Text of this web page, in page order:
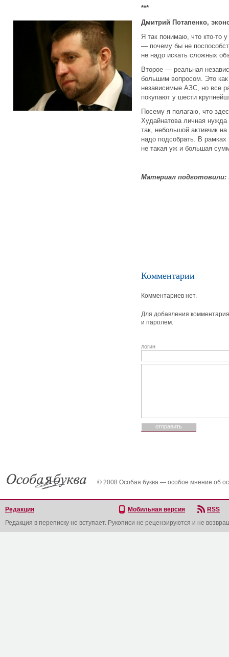
***
Дмитрий Потапенко,
Я так понимаю, что кто-то
— почему бы не
не надо искать сложных
Второе — реальная
большим вопросом. Это
независимые АЗС, но все
покупают у шести
Посему я полагаю, что
Худайнатова личная
так, небольшой активчик
надо подсобрать. В рамках
не такая уж и большая
Материал подготовили:
Комментарии
Комментариев нет.
Для добавления
и паролем.
логин
© 2008 Особая буква — особое мнение об
Редакция Мобильная версия
RSS
Редакция в переписку не вступает. Рукописи не рецензируются и не